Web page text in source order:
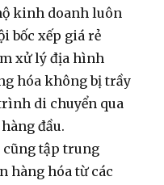
kinh doanh luôn
bốc xếp giá rẻ
xử lý địa hình
hóa không bị trầy
di chuyển qua
đầu.
cũng tập trung
hàng hóa từ các